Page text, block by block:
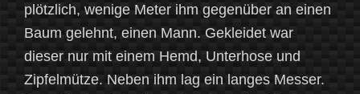
plötzlich, wenige Meter ihm gegenüber an einen
Baum gelehnt, einen Mann. Gekleidet war
dieser nur mit einem Hemd, Unterhose und
Zipfelmütze. Neben ihm lag ein langes Messer.